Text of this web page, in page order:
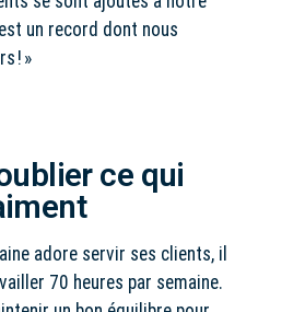
un record dont nous
! »
ce qui
adore servir ses clients, il
70 heures par semaine.